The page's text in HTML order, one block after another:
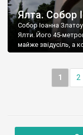
Ялта. Собор
Собор Іоанна
Ялти. Його 45-
майже звідусіль, а
1 2